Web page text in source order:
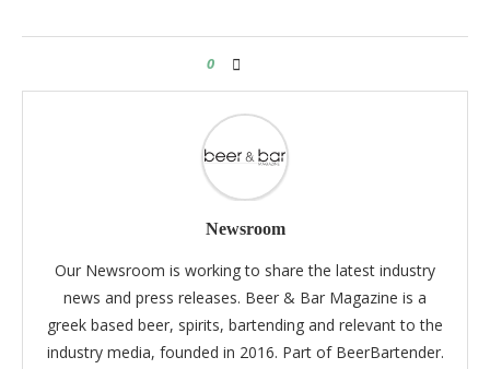
0
Newsroom
Our Newsroom is working to share the latest industry
news and press releases. Beer & Bar Magazine is a
greek based beer, spirits, bartending and relevant to the
industry media, founded in 2016. Part of BeerBartender.